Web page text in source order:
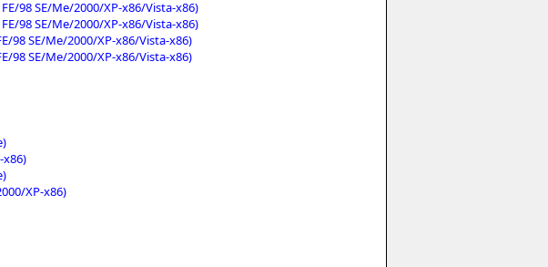
98 SE/Me/2000/XP-x86/Vista-x86)
98 SE/Me/2000/XP-x86/Vista-x86)
98 SE/Me/2000/XP-x86/Vista-x86)
98 SE/Me/2000/XP-x86/Vista-x86)
x86)
XP-x86)